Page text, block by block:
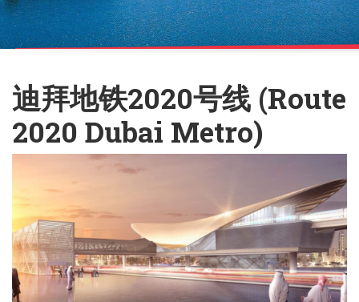
联系我们
迪拜地铁2020号线 (Route
2020 Dubai Metro)